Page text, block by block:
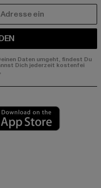
Daten umgeht, findest Du
Dich jederzeit kostenfei